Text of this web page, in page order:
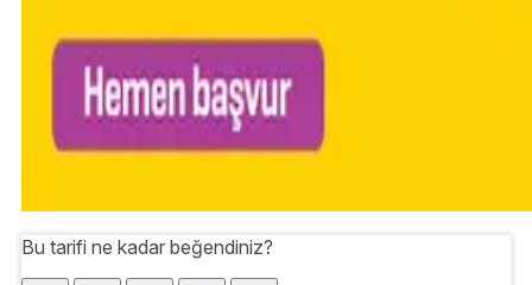
Bu tarifi ne kadar beğendiniz?